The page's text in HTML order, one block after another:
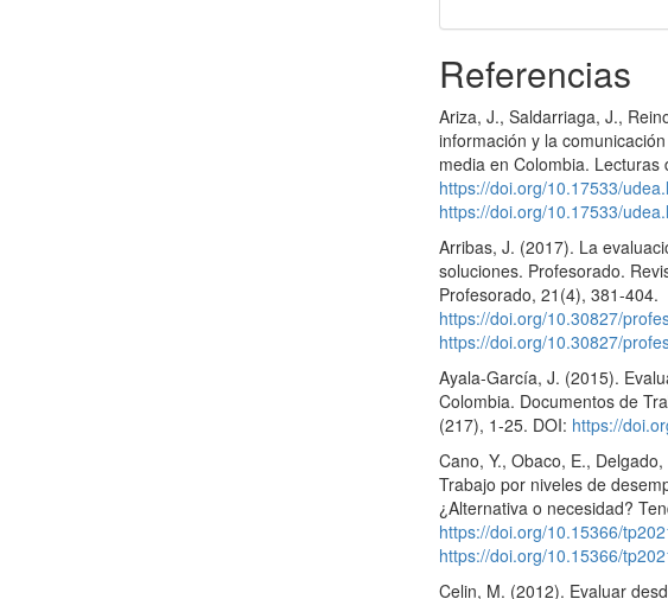
Referencias
Ariza, J., Saldarriaga, J.,
información y la
media en Colombia.
https://doi.org/10.17533/
https://doi.org/10.17533/
Arribas, J. (2017). La
soluciones. Profesorado.
Profesorado, 21(4), 381-404.
https://doi.org/10.30827/
https://doi.org/10.30827/
Ayala-García, J. (2015).
Colombia. Documentos de
(217), 1-25. DOI: https://
Cano, Y., Obaco, E.,
Trabajo por niveles de
¿Alternativa o necesidad?
https://doi.org/10.15366/
https://doi.org/10.15366/
Celin, M. (2012). Evaluar